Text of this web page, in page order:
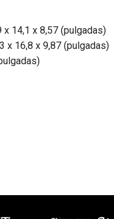
14,1 x 8,57 (pulgadas)
x 16,8 x 9,87 (pulgadas)